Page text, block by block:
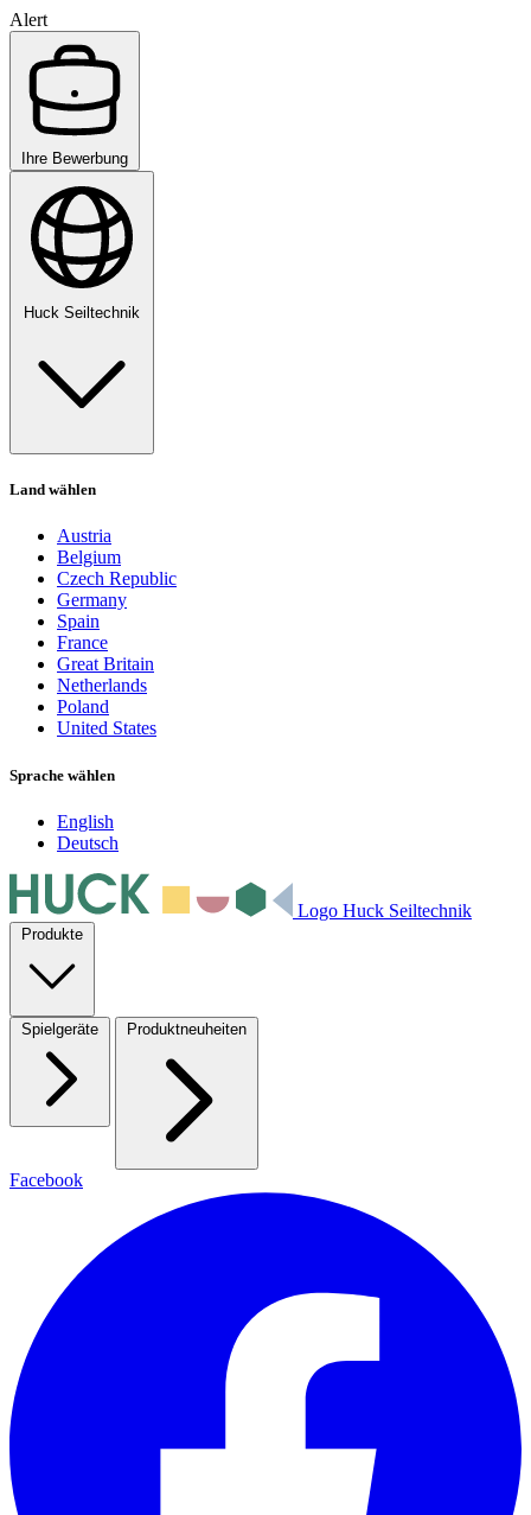
Alert
Ihre Bewerbung
Huck Seiltechnik
Land wählen
Austria
Belgium
Czech Republic
Germany
Spain
France
Great Britain
Netherlands
Poland
United States
Sprache wählen
English
Deutsch
Logo Huck Seiltechnik
Produkte
Spielgeräte Produktneuheiten
Facebook